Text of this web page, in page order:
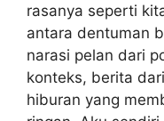
rasanya seperti
antara dentuman
narasi pelan dari
konteks, berita
hiburan yang